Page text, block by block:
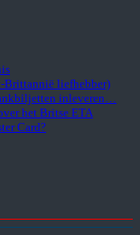
Brittannië liefhebber)
inleveren…
het Britse ETA
Card?